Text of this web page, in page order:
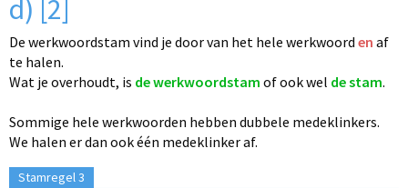
d) [2]
De werkwoordstam vind je door van het hele werkwoord en af
te halen.
Wat je overhoudt, is de werkwoordstam of ook wel de stam.
Sommige hele werkwoorden hebben dubbele medeklinkers.
We halen er dan ook één medeklinker af.
Stamregel 3